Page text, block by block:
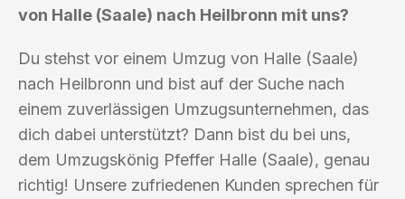
von Halle (Saale) nach Heilbronn mit uns?
Du stehst vor einem Umzug von Halle (Saale)
nach Heilbronn und bist auf der Suche nach
einem zuverlässigen Umzugsunternehmen, das
dich dabei unterstützt? Dann bist du bei uns,
dem Umzugskönig Pfeffer Halle (Saale), genau
richtig! Unsere zufriedenen Kunden sprechen für